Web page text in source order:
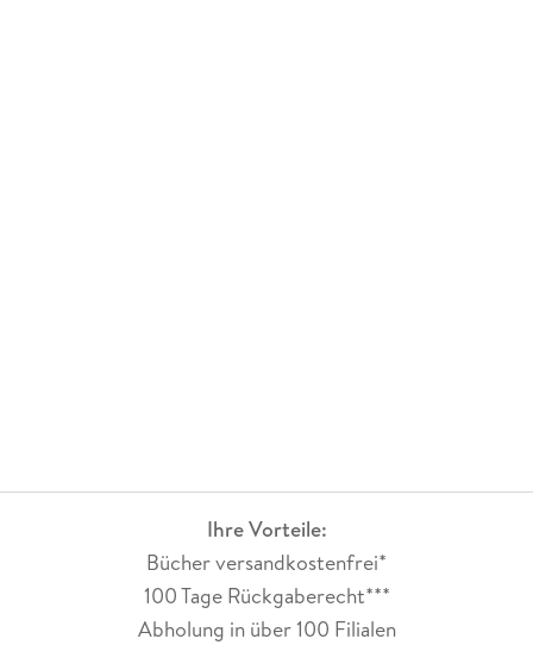
Ihre Vorteile:
Bücher versandkostenfrei*
100 Tage Rückgaberecht***
Abholung in über 100 Filialen